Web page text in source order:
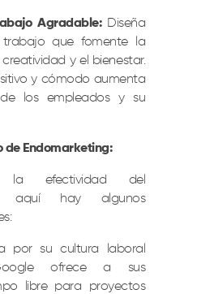
Agradable: Diseña
que fomente la
y el bienestar.
y cómodo aumenta
los empleados y su
de Endomarketing:
la efectividad del
aquí hay algunos
por su cultura laboral
ofrece a sus
libre para proyectos